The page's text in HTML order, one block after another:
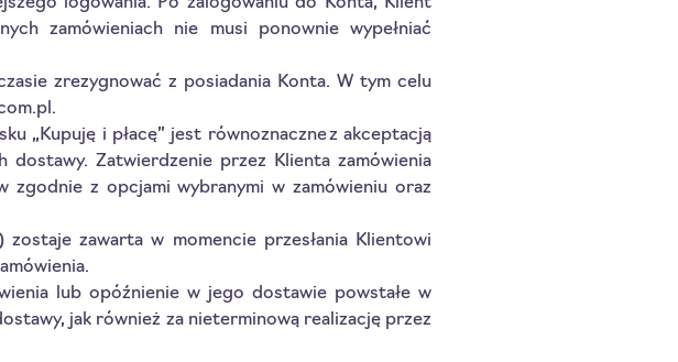
zamówieniach nie musi ponownie wypełniać
zrezygnować z posiadania Konta. W tym celu
„Kupuję i płacę” jest równoznaczne z akceptacją
dostawy. Zatwierdzenie przez Klienta zamówienia
zgodnie z opcjami wybranymi w zamówieniu oraz
zawarta w momencie przesłania Klientowi
lub opóźnienie w jego dostawie powstałe w
jak również za nieterminową realizację przez